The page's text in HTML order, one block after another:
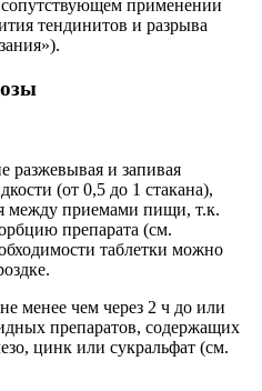
применении
тендинитов и разрыва
разжевывая и запивая
(от 0,5 до 1 стакана),
между приемами пищи, т.к.
препарата (см.
таблетки можно
менее чем через 2 ч до или
препаратов, содержащих
цинк или сукральфат (см.